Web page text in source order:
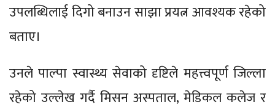
उपलब्धिलाई दिगो बनाउन साझा प्रयत्न आवश्यक रहेको
बताए।
उनले पाल्पा स्वास्थ्य सेवाको दृष्टिले महत्त्वपूर्ण जिल्ला
रहेको उल्लेख गर्दै मिसन अस्पताल, मेडिकल कलेज र